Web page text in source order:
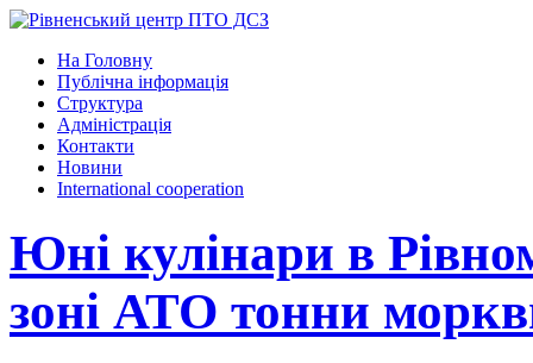
На Головну
Публічна інформація
Структура
Адміністрація
Контакти
Новини
International cooperation
Юні кулінари в
зоні АТО тонни